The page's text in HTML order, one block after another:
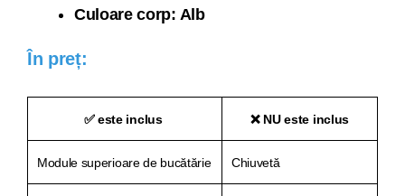
Culoare corp: Alb
În preț:
✅ este inclus ❌ NU este inclus
Module superioare de bucătărie Chiuvetă